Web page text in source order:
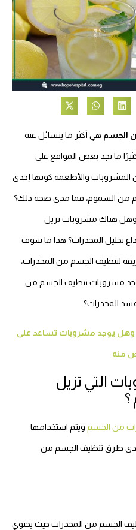
الجسم هي أكثر ما يتسائل عنه
ما نجد بعض المواقع على
المشروبات والأطعمة كونها إحدى
من السموم، فما مدى صحة ذلك؟
وهل هناك مشروبات تزيل
تحليل المخدرات؟ هذا ما سوف
لتنظيف الجسم من المخدرات،
مشروبات تنظيف الجسم من
المخدرات؟.
وهل يوجد مشروبات تساعد على
منه
التي تزيل
؟
من الجسم ويتم استخدامها
طرق تنظيف الجسم من
الجسم من المخدرات حيث يحتوي